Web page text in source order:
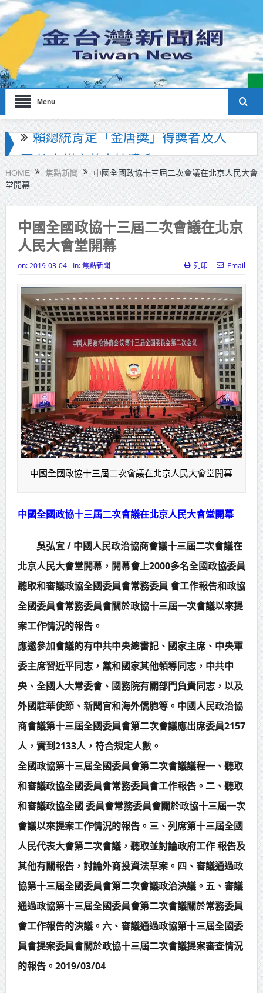
Menu
海巡署南部分署主官大換血 蔡順元
勉提升巡防戰力
北市鮮奶週報再升級！8月31日補助
擴大至國中生
雙北合作里程碑！萬大線動態測試
侯友宜蔣萬安攜手視察
北形象館亮相
打鐵厝北側產業園區產業設施公共
動土創造千個就業機會
高雄「三民運動中心」市長陳其
邁、運動部長李洋各界貴賓共同揭幕
高雄東照山關帝廟全國國中小學書
法比賽 圓滿落幕
賴清德總統主持將官晉任 期勉精進
不對稱戰力
邁組閣
賴總統肯定「金唐獎」得獎者及入
圍者 允諾完善支持體系
HOME 焦點新聞
中國全國政協十三屆二次會議在北京人民大會
堂開幕
中國全國政協十三屆二次會議在北京
人民大會堂開幕
on: 2019-03-04 In:焦點新聞 列印 Email
中國全國政協十三屆二次會議在北京人民大會堂開幕
中國全國政協十三屆二次會議在北京人民大會堂開幕
吳弘宜 / 中國人民政治協商會議十三屆二次會議在
北京人民大會堂開幕，開幕會上2000多名全國政協委員
聽取和審議政協全國委員會常務委員 會工作報告和政協
全國委員會常務委員會關於政協十三屆一次會議以來提
案工作情況的報告。
應邀參加會議的有中共中央總書記、國家主席、中央軍
委主席習近平同志，黨和國家其他領導同志，中共中
央、全國人大常委會、國務院有關部門負責同志，以及
外國駐華使節、新聞官和海外僑胞等。中國人民政治協
商會議第十三屆全國委員會第二次會議應出席委員2157
人，實到2133人，符合規定人數。
全國政協第十三屆全國委員會第二次會議議程一、聽取
和審議政協全國委員會常務委員會工作報告。二、聽取
和審議政協全國 委員會常務委員會關於政協十三屆一次
會議以來提案工作情況的報告。三、列席第十三屆全國
人民代表大會第二次會議，聽取並討論政府工作 報告及
其他有關報告，討論外商投資法草案。四、審議通過政
協第十三屆全國委員會第二次會議政治決議。五、審議
通過政協第十三屆全國委員會第二次會議關於常務委員
會工作報告的決議。六、審議通過政協第十三屆全國委
員會提案委員會關於政協十三屆二次會議提案審查情況
的報告。2019/03/04